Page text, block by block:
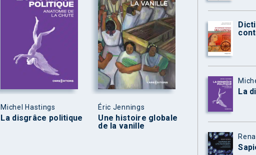
Michel Hastings
La disgrâce politique
Éric Jennings
Une histoire globale
de la vanille
La